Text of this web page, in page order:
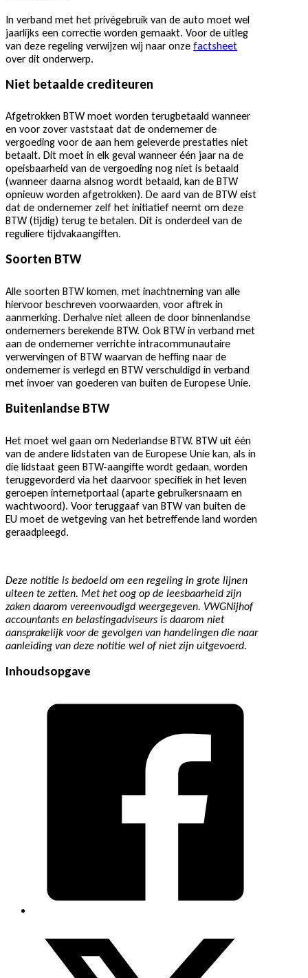
In verband met het privégebruik van de auto moet wel
jaarlijks een correctie worden gemaakt. Voor de uitleg
van deze regeling verwijzen wij naar onze factsheet
over dit onderwerp.
Niet betaalde crediteuren
Afgetrokken BTW moet worden terugbetaald wanneer
en voor zover vaststaat dat de ondernemer de
vergoeding voor de aan hem geleverde prestaties niet
betaalt. Dit moet in elk geval wanneer één jaar na de
opeisbaarheid van de vergoeding nog niet is betaald
(wanneer daarna alsnog wordt betaald, kan de BTW
opnieuw worden afgetrokken). De aard van de BTW eist
dat de ondernemer zelf het initiatief neemt om deze
BTW (tijdig) terug te betalen. Dit is onderdeel van de
reguliere tijdvakaangiften.
Soorten BTW
Alle soorten BTW komen, met inachtneming van alle
hiervoor beschreven voorwaarden, voor aftrek in
aanmerking. Derhalve niet alleen de door binnenlandse
ondernemers berekende BTW. Ook BTW in verband met
aan de ondernemer verrichte intracommunautaire
verwervingen of BTW waarvan de heffing naar de
ondernemer is verlegd en BTW verschuldigd in verband
met invoer van goederen van buiten de Europese Unie.
Buitenlandse BTW
Het moet wel gaan om Nederlandse BTW. BTW uit één
van de andere lidstaten van de Europese Unie kan, als in
die lidstaat geen BTW-aangifte wordt gedaan, worden
teruggevorderd via het daarvoor specifiek in het leven
geroepen internetportaal (aparte gebruikersnaam en
wachtwoord). Voor teruggaaf van BTW van buiten de
EU moet de wetgeving van het betreffende land worden
geraadpleegd.
Deze notitie is bedoeld om een regeling in grote lijnen
uiteen te zetten. Met het oog op de leesbaarheid zijn
zaken daarom vereenvoudigd weergegeven. VWGNijhof
accountants en belastingadviseurs is daarom niet
aansprakelijk voor de gevolgen van handelingen die naar
aanleiding van deze notitie wel of niet zijn uitgevoerd.
Inhoudsopgave